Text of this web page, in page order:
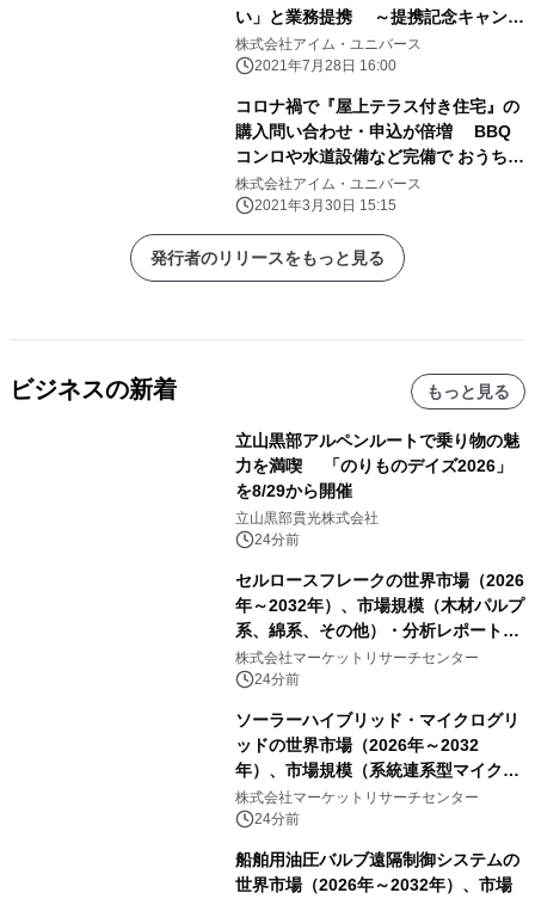
い」と業務提携 ～提携記念キャンペ
ーンを9月30日まで開催～
株式会社アイム・ユニバース
2021年7月28日 16:00
コロナ禍で『屋上テラス付き住宅』の
購入問い合わせ・申込が倍増 BBQ
コンロや水道設備など完備で おうちキ
ャンプが楽しめると好評
株式会社アイム・ユニバース
2021年3月30日 15:15
発行者のリリースをもっと見る
ビジネスの新着 もっと見る
立山黒部アルペンルートで乗り物の魅
力を満喫 「のりものデイズ2026」
を8/29から開催
立山黒部貫光株式会社
24分前
セルロースフレークの世界市場（2026
年～2032年）、市場規模（木材パルプ
系、綿系、その他）・分析レポートを
発表
株式会社マーケットリサーチセンター
24分前
ソーラーハイブリッド・マイクログリ
ッドの世界市場（2026年～2032
年）、市場規模（系統連系型マイクロ
グリッド、独立型マイクログリッ
ド）・分析レポートを発表
株式会社マーケットリサーチセンター
24分前
船舶用油圧バルブ遠隔制御システムの
世界市場（2026年～2032年）、市場